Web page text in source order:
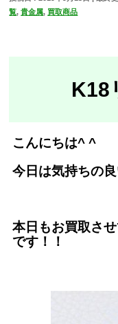
覧,貴金属, 買取商品
K18
こんにちは^ ^
今日は気持ちの
本日もお買取さ
です！！